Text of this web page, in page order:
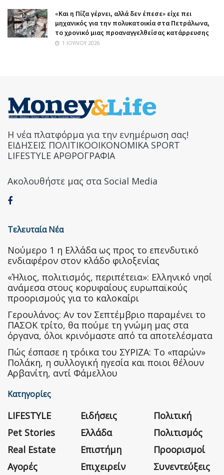
«Και η Πίζα γέρνει, αλλά δεν έπεσε» είχε πει
μηχανικός για την πολυκατοικία στα Πετράλωνα,
το χρονικό μιας προαναγγελθείσας κατάρρευσης
1 ΙΟΥΛΊΟΥ 2026
Η νέα πλατφόρμα για την ενημέρωση σας!
ΕΙΔΗΣΕΙΣ ΠΟΛΙΤΙΚΟΟΙΚΟΝΟΜΙΚΑ SPORT
LIFESTYLE ΑΡΘΡΟΓΡΑΦΙΑ
Ακολουθήστε μας στα Social Media
Τελευταία Νέα
Nούμερο 1 η Ελλάδα ως προς το επενδυτικό
ενδιαφέρον στον κλάδο φιλοξενίας
«Ήλιος, πολιτισμός, περιπέτεια»: Ελληνικό νησί
ανάμεσα στους κορυφαίους ευρωπαϊκούς
προορισμούς για το καλοκαίρι
Γερουλάνος: Αν τον Σεπτέμβριο παραμένει το
ΠΑΣΟΚ τρίτο, θα πούμε τη γνώμη μας στα
όργανα, όλοι κρινόμαστε από τα αποτελέσματα
Πώς έσπασε η τρόικα του ΣΥΡΙΖΑ: Το «παρών»
Πολάκη, η συλλογική ηγεσία και ποιοι θέλουν
Αρβανίτη, αντί Φάμελλου
Κατηγορίες
LIFESTYLE
Pet Stories
Real Estate
Αγορές
Ειδήσεις
Ελλάδα
Επιστήμη
Επιχειρείν
Πολιτική
Πολιτισμός
Προορισμοί
Συνεντεύξεις